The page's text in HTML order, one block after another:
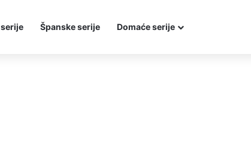
Španske serije Domaće serije